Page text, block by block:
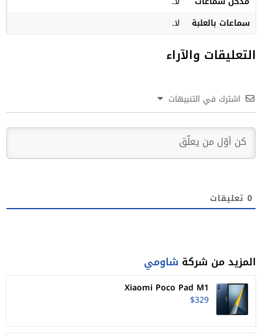
سماعات بالعلبة
لا.
التعليقات والآراء
اشترك في التنبيهات
0 تعليقات
المزيد من شركة شاومي
Xiaomi Poco Pad M1
$329